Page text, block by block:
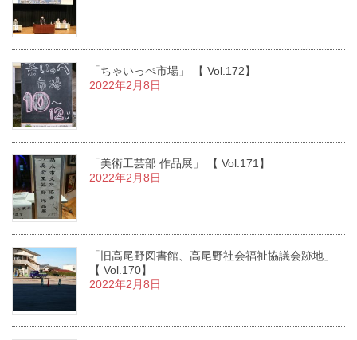
「ちゃいっぺ市場」 【 Vol.172】
2022年2月8日
「美術工芸部 作品展」 【 Vol.171】
2022年2月8日
「旧高尾野図書館、高尾野社会福祉協議会跡地」
【 Vol.170】
2022年2月8日